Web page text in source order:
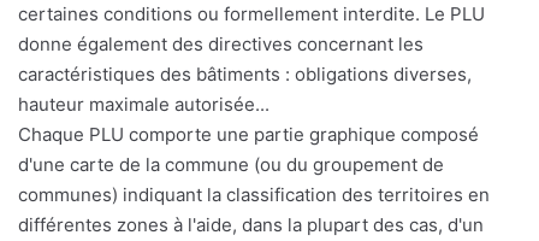
certaines conditions ou formellement interdite. Le PLU
donne également des directives concernant les
caractéristiques des bâtiments : obligations diverses,
hauteur maximale autorisée...
Chaque PLU comporte une partie graphique composé
d'une carte de la commune (ou du groupement de
communes) indiquant la classification des territoires en
différentes zones à l'aide, dans la plupart des cas, d'un